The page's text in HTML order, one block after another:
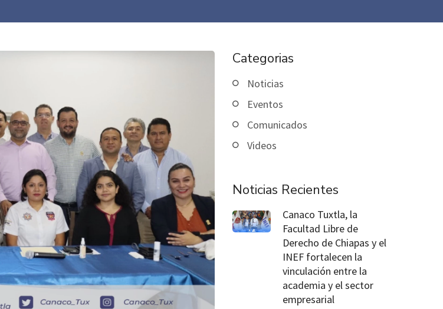
Categorias
Noticias
Eventos
Comunicados
Videos
Noticias Recientes
Canaco Tuxtla, la
Facultad Libre de
Derecho de Chiapas y el
INEF fortalecen la
vinculación entre la
academia y el sector
empresarial